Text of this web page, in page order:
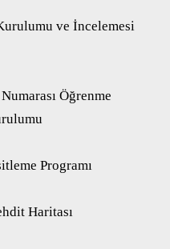
ve İncelemesi
Öğrenme
Programı
Haritası